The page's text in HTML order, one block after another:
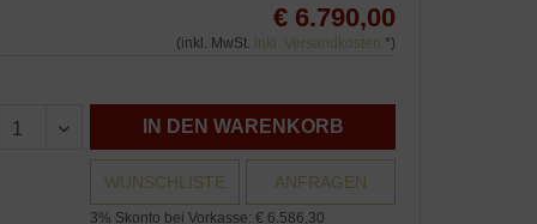
€ 6.790,00
(inkl. MwSt. inkl. Versandkosten *)
IN DEN WARENKORB
WUNSCHLISTE ANFRAGEN
3% Skonto bei Vorkasse: € 6.586,30